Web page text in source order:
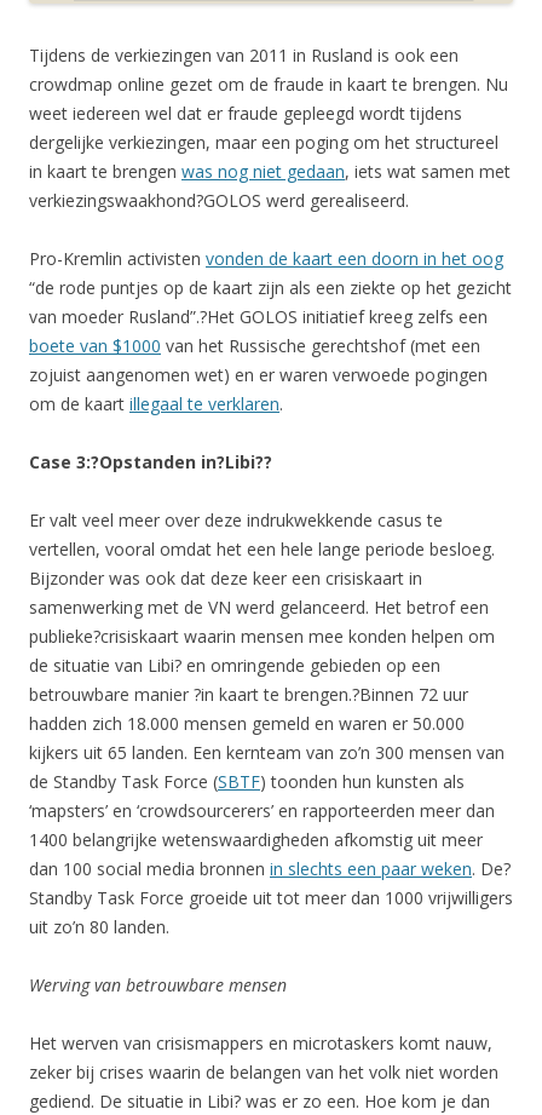
Tijdens de verkiezingen van 2011 in Rusland is ook een
crowdmap online gezet om de fraude in kaart te brengen. Nu
weet iedereen wel dat er fraude gepleegd wordt tijdens
dergelijke verkiezingen, maar een poging om het structureel
in kaart te brengen was nog niet gedaan, iets wat samen met
verkiezingswaakhond?GOLOS werd gerealiseerd.
Pro-Kremlin activisten vonden de kaart een doorn in het oog
“de rode puntjes op de kaart zijn als een ziekte op het gezicht
van moeder Rusland”.?Het GOLOS initiatief kreeg zelfs een
boete van $1000 van het Russische gerechtshof (met een
zojuist aangenomen wet) en er waren verwoede pogingen
om de kaart illegaal te verklaren.
Case 3:?Opstanden in?Libi??
Er valt veel meer over deze indrukwekkende casus te
vertellen, vooral omdat het een hele lange periode besloeg.
Bijzonder was ook dat deze keer een crisiskaart in
samenwerking met de VN werd gelanceerd. Het betrof een
publieke?crisiskaart waarin mensen mee konden helpen om
de situatie van Libi? en omringende gebieden op een
betrouwbare manier ?in kaart te brengen.?Binnen 72 uur
hadden zich 18.000 mensen gemeld en waren er 50.000
kijkers uit 65 landen. Een kernteam van zo’n 300 mensen van
de Standby Task Force (SBTF) toonden hun kunsten als
‘mapsters’ en ‘crowdsourcerers’ en rapporteerden meer dan
1400 belangrijke wetenswaardigheden afkomstig uit meer
dan 100 social media bronnen in slechts een paar weken. De?
Standby Task Force groeide uit tot meer dan 1000 vrijwilligers
uit zo’n 80 landen.
Werving van betrouwbare mensen
Het werven van crisismappers en microtaskers komt nauw,
zeker bij crises waarin de belangen van het volk niet worden
gediend. De situatie in Libi? was er zo een. Hoe kom je dan